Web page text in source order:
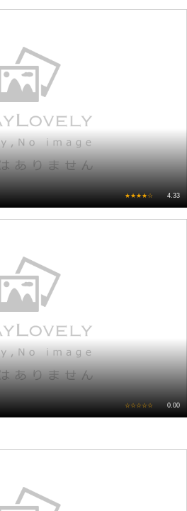
★★★★☆ 4.33
☆☆☆☆☆ 0.00